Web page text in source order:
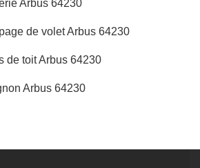
Arbus 64230
de volet Arbus 64230
de toit Arbus 64230
Arbus 64230